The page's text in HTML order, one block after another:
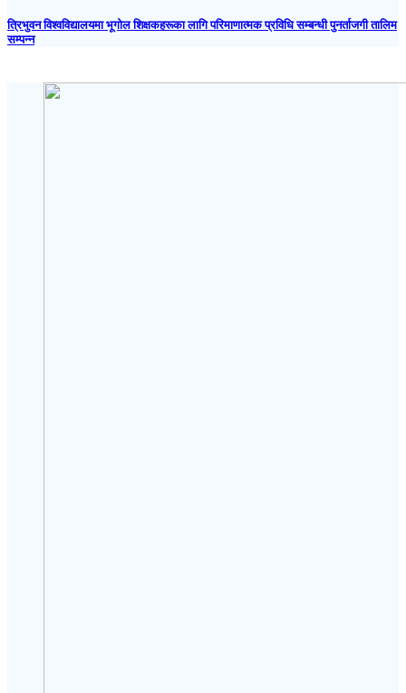
त्रिभुवन विश्वविद्यालयमा भूगोल शिक्षकहरूका लागि परिमाणात्मक प्रविधि सम्बन्धी पुनर्ताजगी तालिम
सम्पन्न